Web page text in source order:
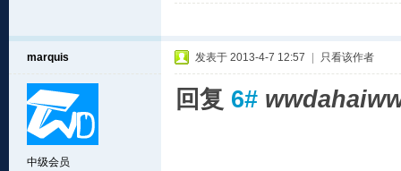
marquis
中级会员
发表于 2013-4-7 12:57 只看该作者
回复 6#